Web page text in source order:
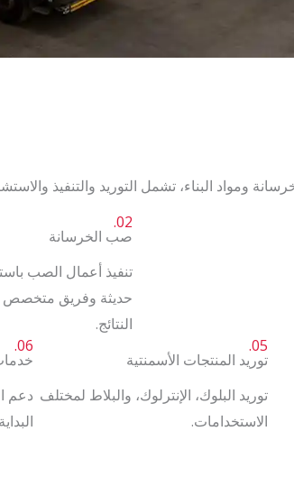
ومواد البناء، تشمل التوريد والتنفيذ
02.
صب الخرسانة
تنفيذ أعمال الصب
حديثة وفريق
النتائج.
05.
توريد المنتجات الأسمنتية
توريد البلوك، الإنترلوك، والبلاط لمختلف
الاستخدامات.
06.
دعم